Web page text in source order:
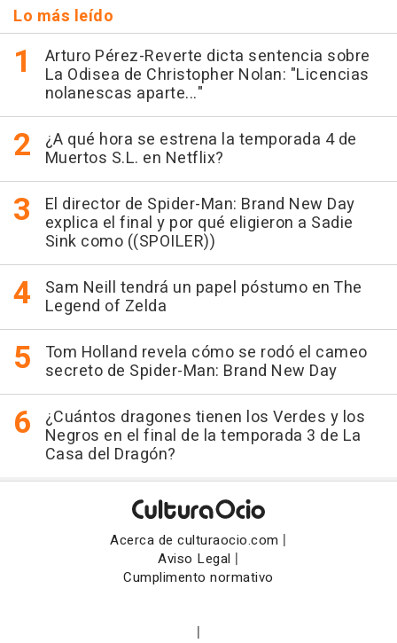
Lo más leído
Arturo Pérez-Reverte dicta sentencia sobre
La Odisea de Christopher Nolan: "Licencias
nolanescas aparte..."
¿A qué hora se estrena la temporada 4 de
Muertos S.L. en Netflix?
El director de Spider-Man: Brand New Day
explica el final y por qué eligieron a Sadie
Sink como ((SPOILER))
Sam Neill tendrá un papel póstumo en The
Legend of Zelda
Tom Holland revela cómo se rodó el cameo
secreto de Spider-Man: Brand New Day
¿Cuántos dragones tienen los Verdes y los
Negros en el final de la temporada 3 de La
Casa del Dragón?
Acerca de culturaocio.com |
Aviso Legal |
Cumplimento normativo
|